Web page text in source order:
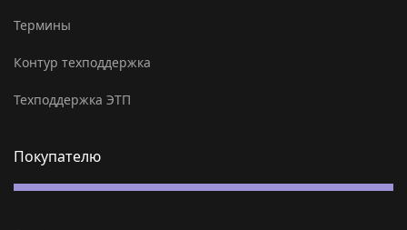
Термины
Контур техподдержка
Техподдержка ЭТП
Покупателю